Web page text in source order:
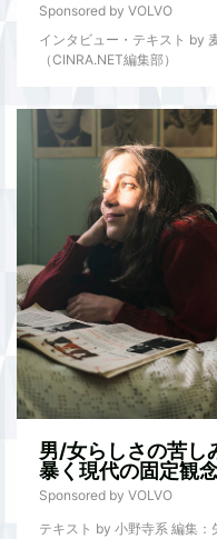
Sponsored by VOLVO
インタビュー・テキスト by
（CINRA.NET編集部）
男/女らしさの苦し
暴く現代の固定観
Sponsored by VOLVO
テキスト by 小野寺系 編集：